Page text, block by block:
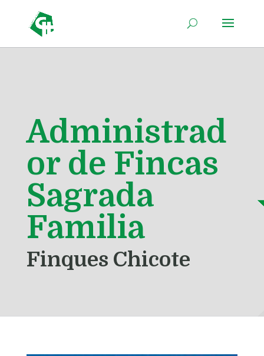
Administrad
or de Fincas
Sagrada
Familia
Finques Chicote